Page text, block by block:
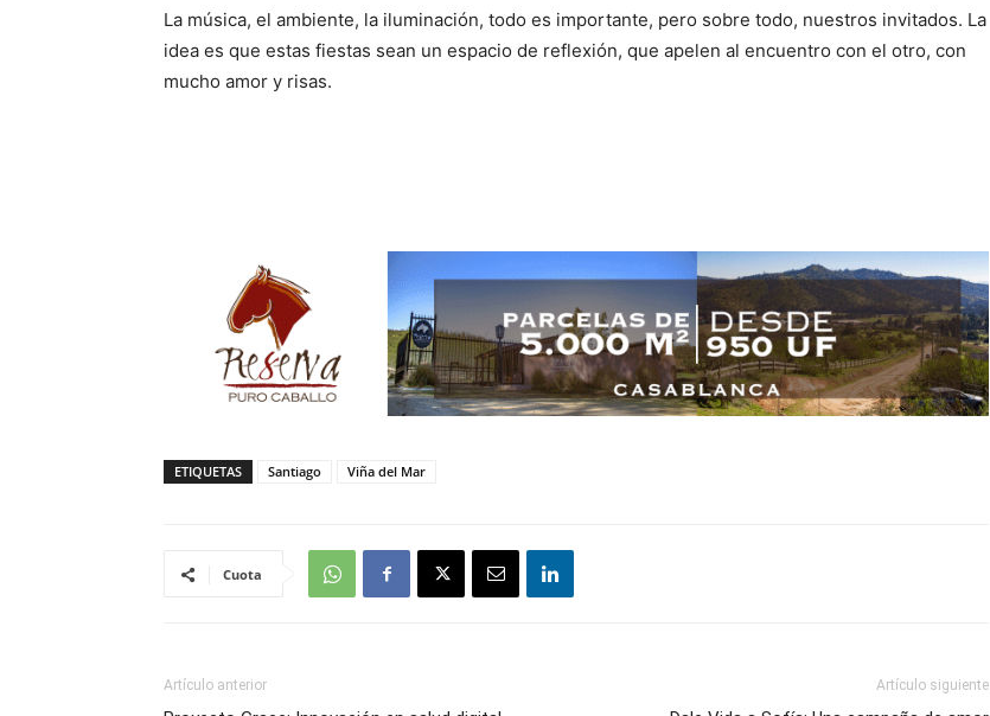
La música, el ambiente, la iluminación, todo es importante, pero sobre todo, nuestros invitados. La
idea es que estas fiestas sean un espacio de reflexión, que apelen al encuentro con el otro, con
mucho amor y risas.
ETIQUETAS Santiago Viña del Mar
Cuota
Artículo anterior Artículo siguiente